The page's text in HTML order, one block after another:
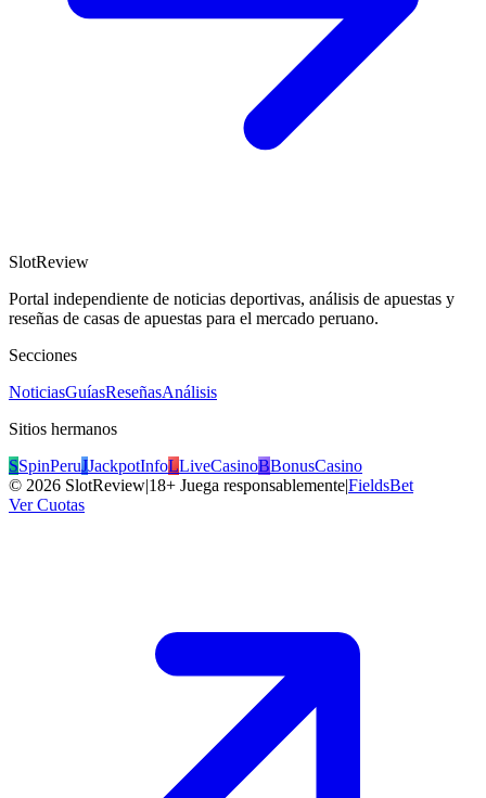
SlotReview
Portal independiente de noticias deportivas, análisis de apuestas y
reseñas de casas de apuestas para el mercado peruano.
Secciones
NoticiasGuíasReseñasAnálisis
Sitios hermanos
SSpinPeruJJackpotInfoLLiveCasinoBBonusCasino
© 2026 SlotReview|18+ Juega responsablemente|FieldsBet
Ver Cuotas